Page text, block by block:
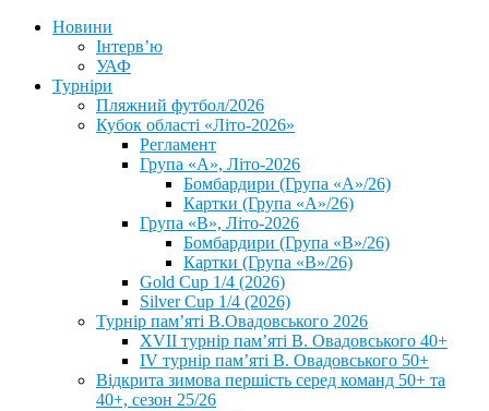
Новини
Інтерв’ю
УАФ
Турніри
Пляжний футбол/2026
Кубок області «Літо-2026»
Регламент
Група «А», Літо-2026
Бомбардири (Група «А»/26)
Картки (Група «А»/26)
Група «В», Літо-2026
Бомбардири (Група «В»/26)
Картки (Група «В»/26)
Gold Cup 1/4 (2026)
Silver Cup 1/4 (2026)
Турнір пам’яті В.Овадовського 2026
XVII турнір пам’яті В. Овадовського 40+
IV турнір пам’яті В. Овадовського 50+
Відкрита зимова першість серед команд 50+ та
40+, сезон 25/26